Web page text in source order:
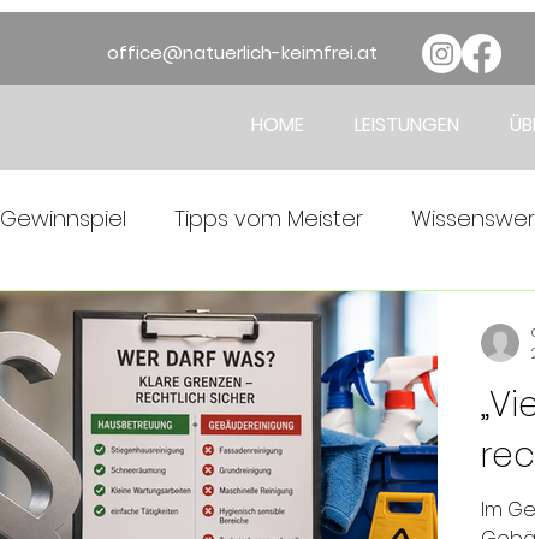
office@natuerlich-keimfrei.at
HOME LEISTUNGEN
Gewinnspiel Tipps vom Meister
Im